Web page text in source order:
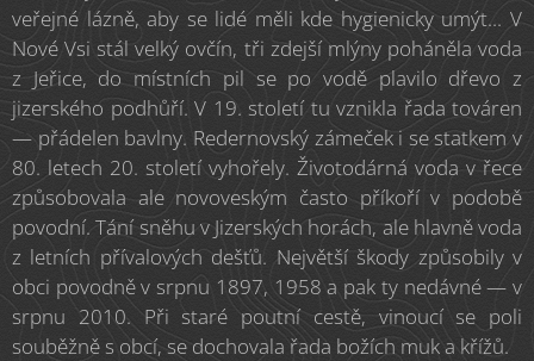
veřejné lázně, aby se lidé měli kde hygienicky umýt... V
Nové Vsi stál velký ovčín, tři zdejší mlýny poháněla voda
z Jeřice, do místních pil se po vodě plavilo dřevo z
jizerského podhůří. V 19. století tu vznikla řada továren
— přádelen bavlny. Redernovský zámeček i se statkem v
80. letech 20. století vyhořely. Životodárná voda v řece
způsobovala ale novoveským často příkoří v podobě
povodní. Tání sněhu v Jizerských horách, ale hlavně voda
z letních přívalových dešťů. Největší škody způsobily v
obci povodně v srpnu 1897, 1958 a pak ty nedávné — v
srpnu 2010. Při staré poutní cestě, vinoucí se poli
souběžně s obcí, se dochovala řada božích muk a křížů.